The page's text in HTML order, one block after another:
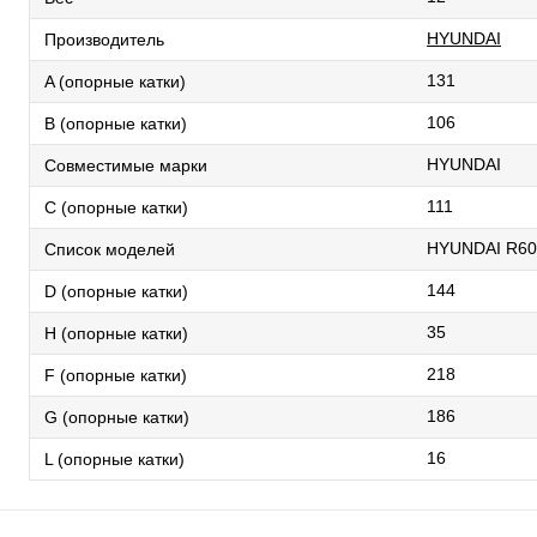
Производитель HYUNDAI
A (опорные катки) 131
B (опорные катки) 106
Совместимые марки HYUNDAI
C (опорные катки) 111
Список моделей HYUNDAI
D (опорные катки) 144
H (опорные катки) 35
F (опорные катки) 218
G (опорные катки) 186
L (опорные катки) 16